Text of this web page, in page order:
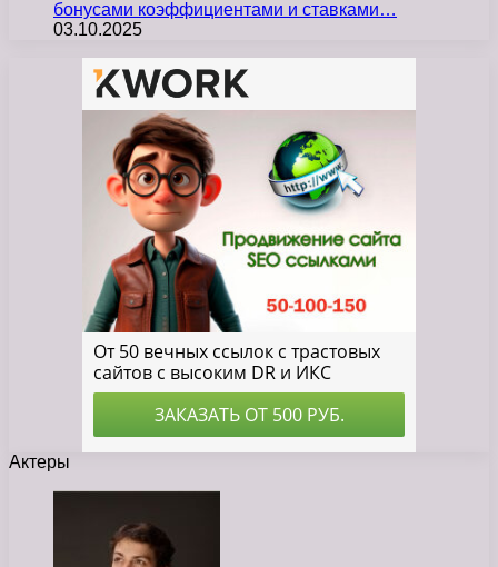
бонусами коэффициентами и ставками…
03.10.2025
Актеры